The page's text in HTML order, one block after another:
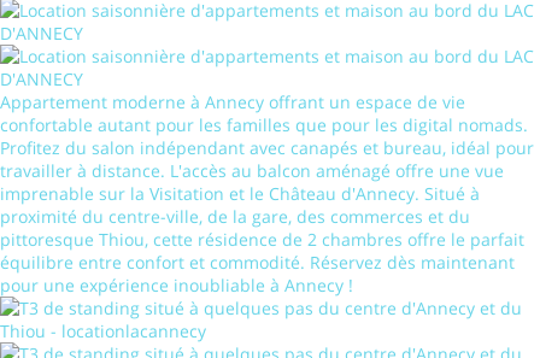
Appartement moderne à Annecy offrant un espace de vie
confortable autant pour les familles que pour les digital nomads.
Profitez du salon indépendant avec canapés et bureau, idéal pour
travailler à distance. L'accès au balcon aménagé offre une vue
imprenable sur la Visitation et le Château d'Annecy. Situé à
proximité du centre-ville, de la gare, des commerces et du
pittoresque Thiou, cette résidence de 2 chambres offre le parfait
équilibre entre confort et commodité. Réservez dès maintenant
pour une expérience inoubliable à Annecy !